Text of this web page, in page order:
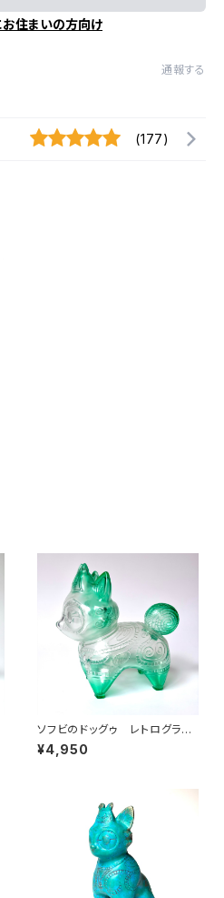
住まいの方向け
通報する
(177)
ソフビのドッグゥ レトログラス
緑
¥4,950